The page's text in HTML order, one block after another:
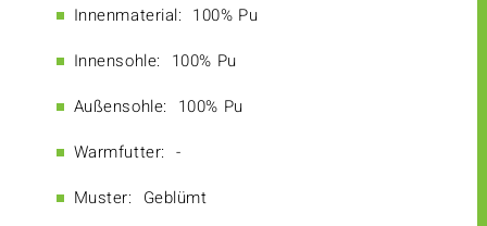
Innenmaterial: 100% Pu
Innensohle: 100% Pu
Außensohle: 100% Pu
Warmfutter: -
Muster: Geblümt